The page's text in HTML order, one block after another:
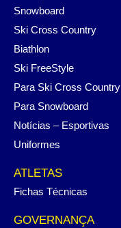
Snowboard
Ski Cross Country
Biathlon
Ski FreeStyle
Para Ski Cross Country
Para Snowboard
Notícias – Esportivas
Uniformes
ATLETAS
Fichas Técnicas
GOVERNANÇA